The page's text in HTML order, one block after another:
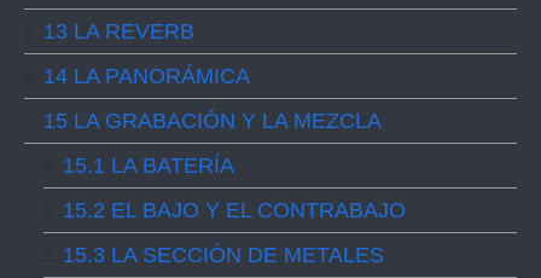
13 LA REVERB
14 LA PANORÁMICA
15 LA GRABACIÓN Y LA MEZCLA
15.1 LA BATERÍA
15.2 EL BAJO Y EL CONTRABAJO
15.3 LA SECCIÓN DE METALES